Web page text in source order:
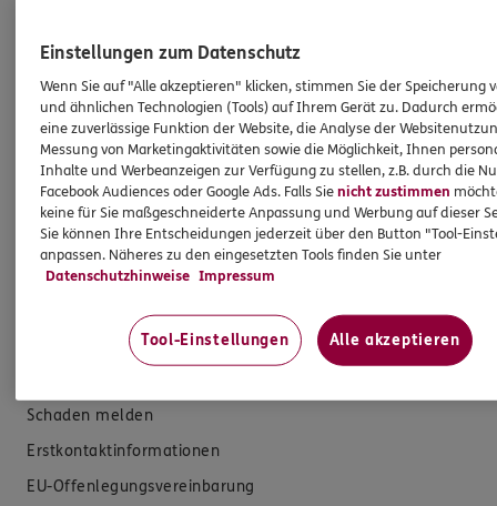
Produkte
Zahnversicherungen
Kfz-Versicherung
Krankenversicherung
Versicherungen für den privaten Bedarf
Versicherungen für Geschäftskunden
Hilfe & Services
Schaden melden
Erstkontaktinformationen
EU-Offenlegungsvereinbarung
Einstellungen zum Datenschutz
Wenn Sie auf "Alle akzeptieren" klicken, stimmen Sie der Speicherung
und ähnlichen Technologien (Tools) auf Ihrem Gerät zu. Dadurch
eine zuverlässige Funktion der Website, die Analyse der
Messung von Marketingaktivitäten sowie die Möglichkeit, Ihnen
Inhalte und Werbeanzeigen zur Verfügung zu stellen, z.B. durch die
Facebook Audiences oder Google Ads. Falls Sienicht zustimmen
keine für Sie maßgeschneiderte Anpassung und Werbung auf dieser
Sie können Ihre Entscheidungen jederzeit über den Button "Tool-
anpassen. Näheres zu den eingesetzten Tools finden Sie unter
Datenschutzhinweise Impressum
Tool-Einstellungen Alle akzeptieren